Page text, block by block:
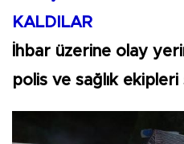
KALDILAR
İhbar üzerine olay
polis ve sağlık